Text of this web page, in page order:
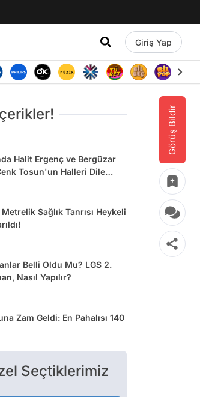
Giriş Yap
Görüş Bildir
Halit Ergenç ve Bergüzar
Tosun'un Halleri Dile
Sağlık Tanrısı Heykeli
Belli Oldu Mu? LGS 2.
Nasıl Yapılır?
Zam Geldi: En Pahalısı 140
Seçtiklerimiz